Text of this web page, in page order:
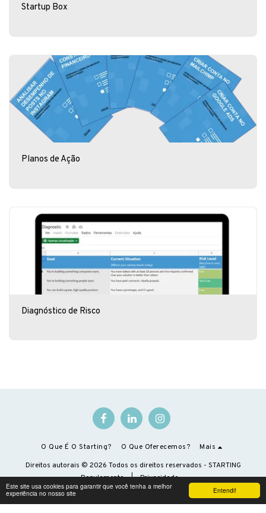
Entendi!
Este site usa cookies para garantir que você tenha a melhor
experiência no nosso site
Startup Box
Planos de Ação
Diagnóstico de Risco
O Que É O Starting? O Que Oferecemos? Mais
Direitos autorais © 2026 Todos os direitos reservados - STARTING
Regulamento|Privacidade